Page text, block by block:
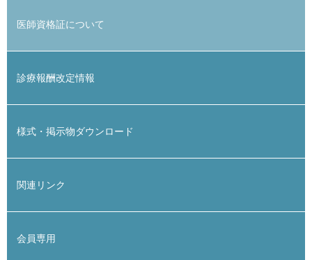
医師資格証について
診療報酬改定情報
様式・掲示物ダウンロード
関連リンク
会員専用